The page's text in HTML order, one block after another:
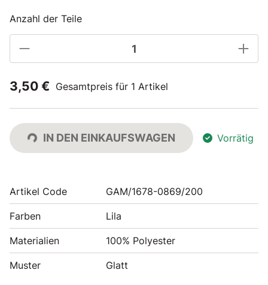
Anzahl der Teile
3,50 € Gesamtpreis für 1 Artikel
IN DEN EINKAUFSWAGEN Vorrätig
Artikel Code GAM/1678-0869/200
Farben Lila
Materialien 100% Polyester
Muster Glatt